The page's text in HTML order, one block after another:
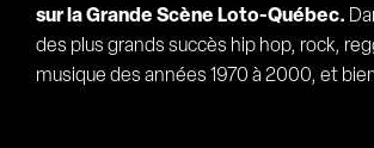
sur la Grande Scène Loto-Québec.
des plus grands succès hip hop, rock,
musique des années 1970 à 2000, et